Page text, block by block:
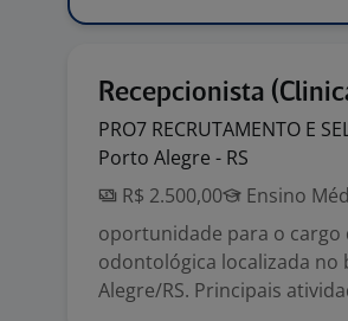
Recepcionista
PRO7 RECRUTAMENTO E
Porto Alegre - RS
R$ 2.500,00
Ensino
oportunidade para o cargo
odontológica localizada no
Alegre/RS. Principais